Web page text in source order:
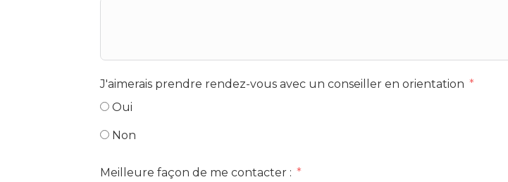
J'aimerais prendre rendez-vous avec un conseiller en orientation
Oui
Non
Meilleure façon de me contacter :